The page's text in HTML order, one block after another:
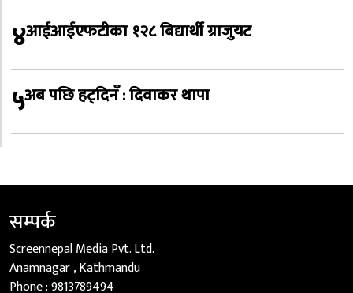
४आईआईएफटीका १२८ बिद्यार्थी ग्राजुयट
५अब पछि हट्दिनँ : दिवाकर थापा
सम्पर्क
Screennepal Media Pvt. Ltd.
Anamnagar , Kathmandu
Phone :9813789494